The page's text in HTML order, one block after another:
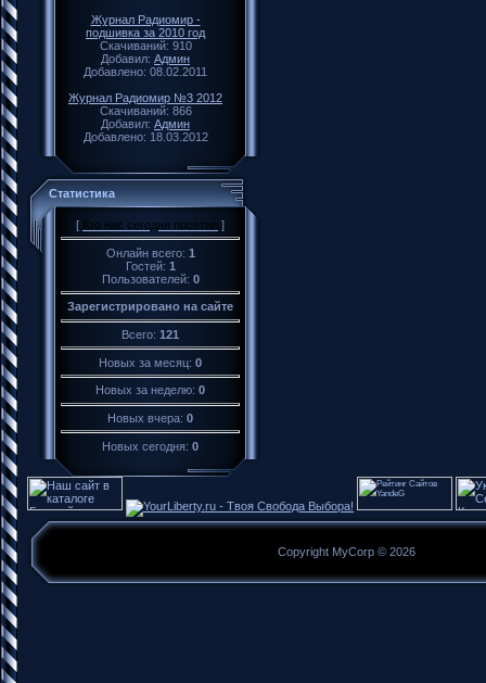
Журнал Радиомир -
подшивка за 2010 год
Скачиваний: 910
Добавил: Админ
Добавлено: 08.02.2011
Журнал Радиомир №3 2012
Скачиваний: 866
Добавил: Админ
Добавлено: 18.03.2012
Статистика
[ Кто нас сегодня посетил ]
Онлайн всего: 1
Гостей: 1
Пользователей: 0
Зарегистрировано на сайте
Всего: 121
Новых за месяц: 0
Новых за неделю: 0
Новых вчера: 0
Новых сегодня: 0
Copyright MyCorp © 2026